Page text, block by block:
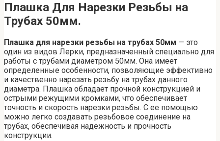
Плашка Для Нарезки Резьбы на
Трубах 50мм.
Плашка для нарезки резьбы на трубах 50мм — это
один из видов Лерки, предназначенный специально для
работы с трубами диаметром 50мм. Она имеет
определенные особенности, позволяющие эффективно
и качественно нарезать резьбу на трубах данного
диаметра. Плашка обладает прочной конструкцией и
острыми режущими кромками, что обеспечивает
точность и скорость нарезки резьбы. С ее помощью
можно легко создавать резьбовое соединение на
трубах, обеспечивая надежность и прочность
конструкции.